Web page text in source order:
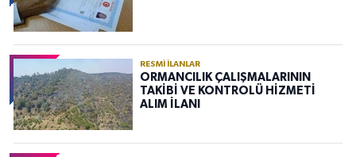
RESMI İLANLAR
ORMANCILIK ÇALIŞMALARININ
TAKİBİ VE KONTROLÜ HİZMETİ
ALIM İLANI